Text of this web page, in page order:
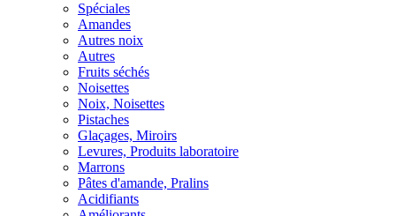
Spéciales
Amandes
Autres noix
Autres
Fruits séchés
Noisettes
Noix, Noisettes
Pistaches
Glaçages, Miroirs
Levures, Produits laboratoire
Marrons
Pâtes d'amande, Pralins
Acidifiants